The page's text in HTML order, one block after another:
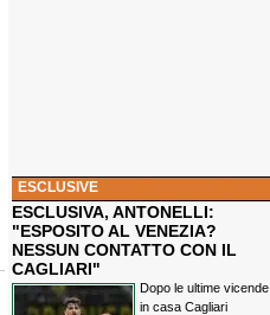
ESCLUSIVE
ESCLUSIVA, ANTONELLI:
"ESPOSITO AL VENEZIA?
NESSUN CONTATTO CON IL
CAGLIARI"
Dopo le ultime vicende
in casa Cagliari